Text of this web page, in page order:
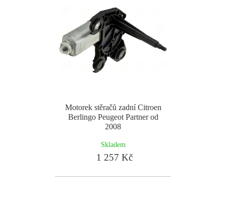
Motorek stěračů zadní Citroen
Berlingo Peugeot Partner od
2008
Skladem
1 257 Kč